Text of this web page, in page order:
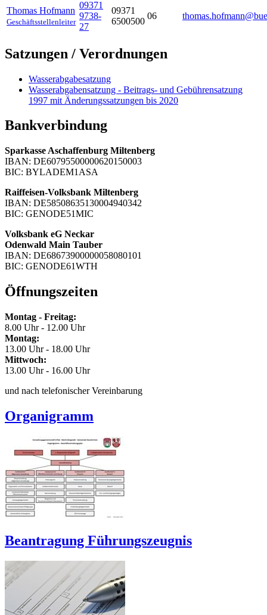
Thomas Hofmann
Geschäftsstellenleiter
09371
9738-
27
09371
6500500
06
Satzungen / Verordnungen
Wasserabgabesatzung
Wasserabgabensatzung - Beitrags- und Gebührensatzung
1997 mit Änderungssatzungen bis 2020
Bankverbindung
Sparkasse Aschaffenburg Miltenberg
IBAN: DE60795500000620150003
BIC: BYLADEM1ASA
Raiffeisen-Volksbank Miltenberg
IBAN: DE58508635130004940342
BIC: GENODE51MIC
Volksbank eG Neckar
Odenwald Main Tauber
IBAN: DE68673900000058080101
BIC: GENODE61WTH
Öffnungszeiten
Montag - Freitag:
8.00 Uhr - 12.00 Uhr
Montag:
13.00 Uhr - 18.00 Uhr
Mittwoch:
13.00 Uhr - 16.00 Uhr
und nach telefonischer Vereinbarung
Organigramm
Beantragung Führungszeugnis